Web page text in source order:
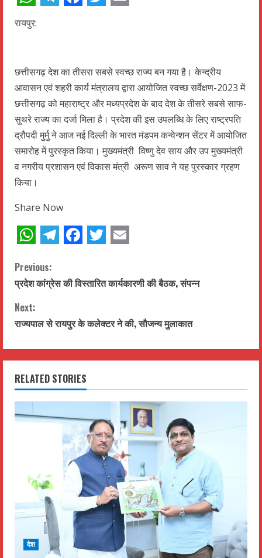
WhatsApp
रायपुर:
छत्तीसगढ़ देश का तीसरा सबसे स्वच्छ राज्य बन गया है। केन्द्रीय
आवासन एवं शहरी कार्य मंत्रालय द्वारा आयोजित स्वच्छ सर्वेक्षण-2023 में
छत्तीसगढ़ को महाराष्ट्र और मध्यप्रदेश के बाद देश के तीसरे सबसे साफ-
सुथरे राज्य का दर्जा मिला है। प्रदेश की इस उपलब्धि के लिए राष्ट्रपति
द्रौपदी मुर्मु ने आज नई दिल्ली के भारत मंडपम कन्वेन्शन सेंटर में आयोजित
समारोह में पुरस्कृत किया। मुख्यमंत्री विष्णु देव साय और उप मुख्यमंत्री
व नगरीय प्रशासन एवं विकास मंत्री अरूण साव ने यह पुरस्कार ग्रहण
किया।
Share Now
C
o
n
t
i
n
u
a
Previous:
प्रदेश कांग्रेस की विस्तारित कार्यकारणी की बैठक, संपन्न
Next:
राज्यपाल से रायपुर के कलेक्टर ने की, सौजन्य मुलाकात
RELATED STORIES
देश